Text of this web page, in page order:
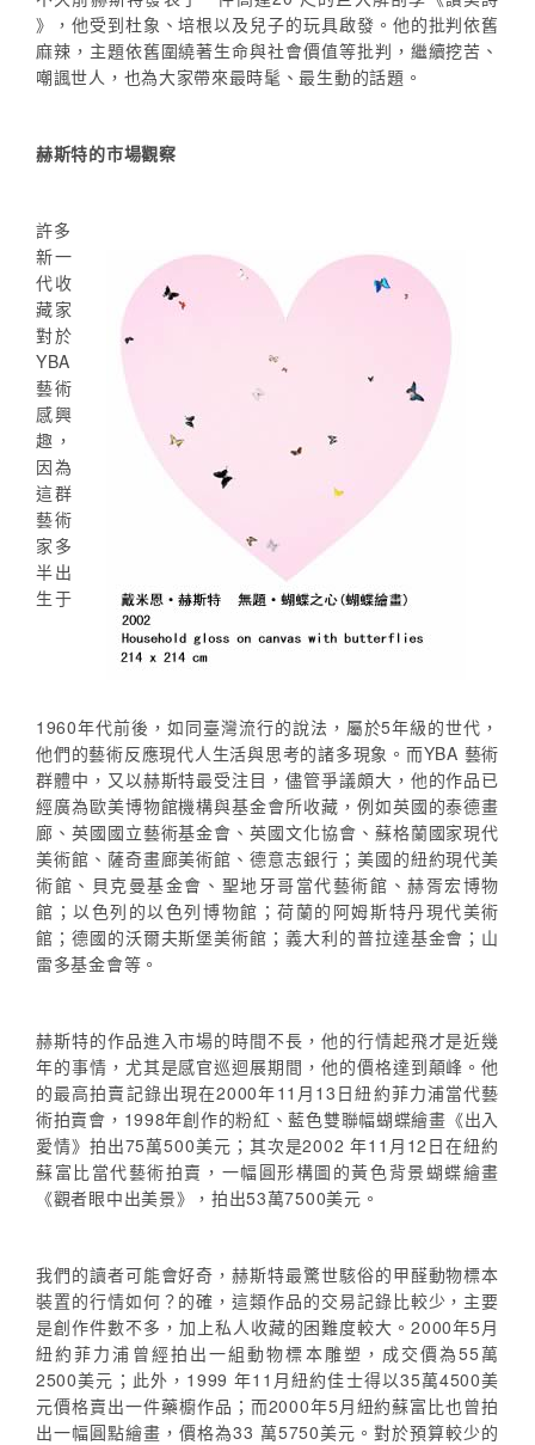
》，他受到杜象、培根以及兒子的玩具啟發。他的批判依舊
麻辣，主題依舊圍繞著生命與社會價值等批判，繼續挖苦、
嘲諷世人，也為大家帶來最時髦、最生動的話題。
赫斯特的市場觀察
許多
新一
代收
藏家
對於
YBA
藝術
感興
趣，
因為
這群
藝術
家多
半出
生于
1960年代前後，如同臺灣流行的說法，屬於5年級的世代，
他們的藝術反應現代人生活與思考的諸多現象。而YBA 藝術
群體中，又以赫斯特最受注目，儘管爭議頗大，他的作品已
經廣為歐美博物館機構與基金會所收藏，例如英國的泰德畫
廊、英國國立藝術基金會、英國文化協會、蘇格蘭國家現代
美術館、薩奇畫廊美術館、德意志銀行；美國的紐約現代美
術館、貝克曼基金會、聖地牙哥當代藝術館、赫胥宏博物
館；以色列的以色列博物館；荷蘭的阿姆斯特丹現代美術
館；德國的沃爾夫斯堡美術館；義大利的普拉達基金會；山
雷多基金會等。
赫斯特的作品進入市場的時間不長，他的行情起飛才是近幾
年的事情，尤其是感官巡迴展期間，他的價格達到顛峰。他
的最高拍賣記錄出現在2000年11月13日紐約菲力浦當代藝
術拍賣會，1998年創作的粉紅、藍色雙聯幅蝴蝶繪畫《出入
愛情》拍出75萬500美元；其次是2002 年11月12日在紐約
蘇富比當代藝術拍賣，一幅圓形構圖的黃色背景蝴蝶繪畫
《觀者眼中出美景》，拍出53萬7500美元。
我們的讀者可能會好奇，赫斯特最驚世駭俗的甲醛動物標本
裝置的行情如何？的確，這類作品的交易記錄比較少，主要
是創作件數不多，加上私人收藏的困難度較大。2000年5月
紐約菲力浦曾經拍出一組動物標本雕塑，成交價為55萬
2500美元；此外，1999 年11月紐約佳士得以35萬4500美
元價格賣出一件藥櫥作品；而2000年5月紐約蘇富比也曾拍
出一幅圓點繪畫，價格為33 萬5750美元。對於預算較少的